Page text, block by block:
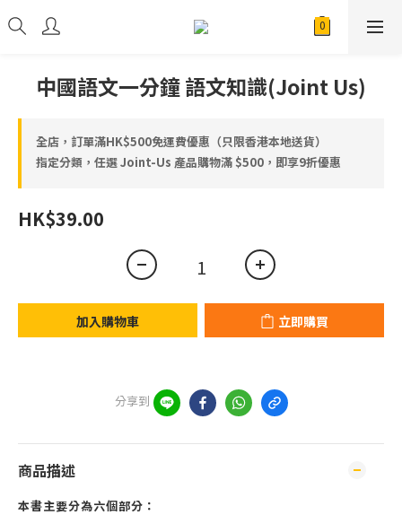
中國語文一分鐘 語文知識(Joint Us)
全店，訂單滿HK$500免運費優惠（只限香港本地送貨）
指定分類，任選 Joint-Us 產品⁠⁠購物滿 $500，即享9折優惠
HK$39.00
加入購物車 立即購買
分享到
商品描述
本書主要分為六個部分：